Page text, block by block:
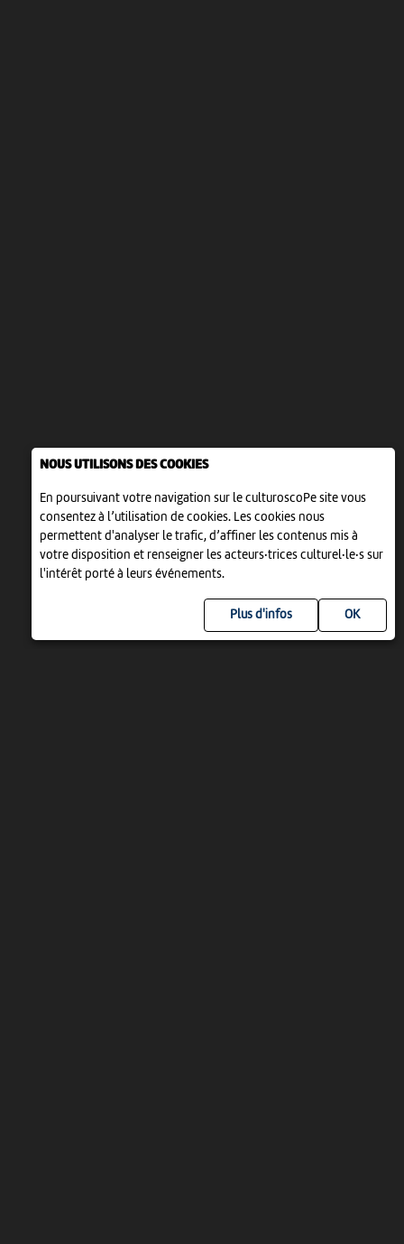
NOUS UTILISONS DES COOKIES
En poursuivant votre navigation sur le culturoscoPe site vous
consentez à l’utilisation de cookies. Les cookies nous
permettent d'analyser le trafic, d’affiner les contenus mis à
votre disposition et renseigner les acteurs·trices culturel·le·s sur
l'intérêt porté à leurs événements.
Plus d'infos